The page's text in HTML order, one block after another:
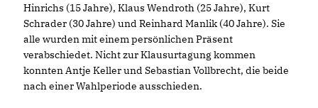
Hinrichs (15 Jahre), Klaus Wendroth (25 Jahre), Kurt
Schrader (30 Jahre) und Reinhard Manlik (40 Jahre). Sie
alle wurden mit einem persönlichen Präsent
verabschiedet. Nicht zur Klausurtagung kommen
konnten Antje Keller und Sebastian Vollbrecht, die beide
nach einer Wahlperiode ausschieden.